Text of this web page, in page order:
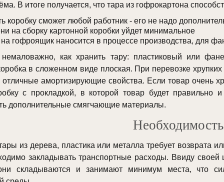
В итоге получается, что тара из гофрокартона
коробку сможет любой работник - его не надо
на сборку картонной коробки уйдет минимальное
гофроящик наносится в процессе производства, для
как хранить тару: пластиковый или
в сложенном виде плоская. При перевозке
отличные амортизирующие свойства. Если товар очень
с прокладкой, в которой товар будет
дополнительные смягчающие материалы.
из дерева, пластика или металла требует возврата
закладывать транспортные расходы. Ввиду
складываются и занимают минимум места, что